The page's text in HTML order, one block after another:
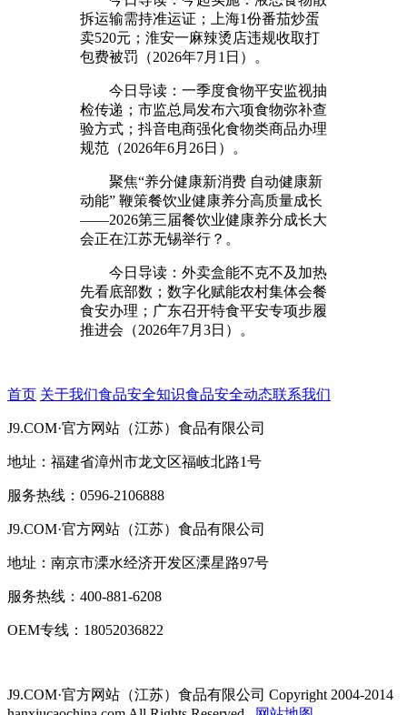
拆运输需持准运证；上海1份番茄炒蛋
卖520元；淮安一麻辣烫店违规收取打
包费被罚（2026年7月1日）。
今日导读：一季度食物平安监视抽
检传递；市监总局发布六项食物弥补查
验方式；抖音电商强化食物类商品办理
规范（2026年6月26日）。
聚焦“养分健康新消费 自动健康新
动能” 鞭策餐饮业健康养分高质量成长
——2026第三届餐饮业健康养分成长大
会正在江苏无锡举行？。
今日导读：外卖盒能不克不及加热
先看底部数；数字化赋能农村集体会餐
食安办理；广东召开特食平安专项步履
推进会（2026年7月3日）。
首页 关于我们食品安全知识食品安全动态联系我们
J9.COM·官方网站（江苏）食品有限公司
地址：福建省漳州市龙文区福岐北路1号
服务热线：0596-2106888
J9.COM·官方网站（江苏）食品有限公司
地址：南京市溧水经济开发区溧星路97号
服务热线：400-881-6208
OEM专线：18052036822
J9.COM·官方网站（江苏）食品有限公司 Copyright 2004-2014